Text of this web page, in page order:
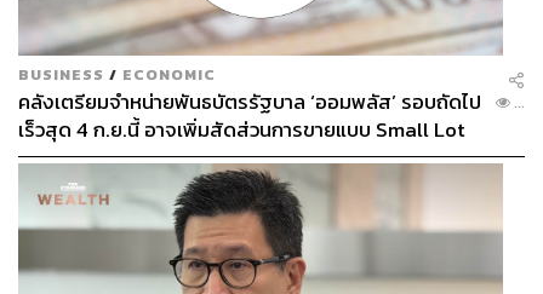
BUSINESS / ECONOMIC
คลังเตรียมจำหน่ายพันธบัตรรัฐบาล ‘ออมพลัส’ รอบถัดไป
เร็วสุด 4 ก.ย.นี้ อาจเพิ่มสัดส่วนการขายแบบ Small Lot
First มากขึ้น
...